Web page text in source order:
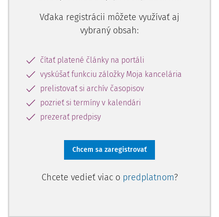
Vďaka registrácii môžete využívať aj
vybraný obsah:
čítať platené články na portáli
vyskúšať funkciu záložky Moja kancelária
prelistovať si archív časopisov
pozrieť si termíny v kalendári
prezerať predpisy
Chcem sa zaregistrovať
Chcete vedieť viac o predplatnom?